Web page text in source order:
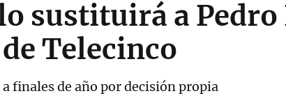
sustituirá a Pedro
Telecinco
finales de año por decisión propia